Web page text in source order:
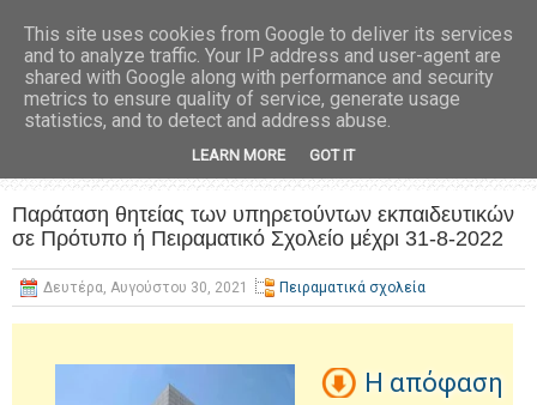
Παράταση θητείας των υπηρετούντων εκπαιδευτικών
σε Πρότυπο ή Πειραματικό Σχολείο μέχρι 31-8-2022
Δευτέρα, Αυγούστου 30, 2021 Πειραματικά σχολεία
Η απόφαση
This site uses cookies from Google to deliver its services
and to analyze traffic. Your IP address and user-agent are
shared with Google along with performance and security
metrics to ensure quality of service, generate usage
statistics, and to detect and address abuse.
LEARN MORE GOT IT